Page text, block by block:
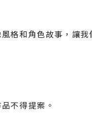
格和角色故事，讓我
不得提案。